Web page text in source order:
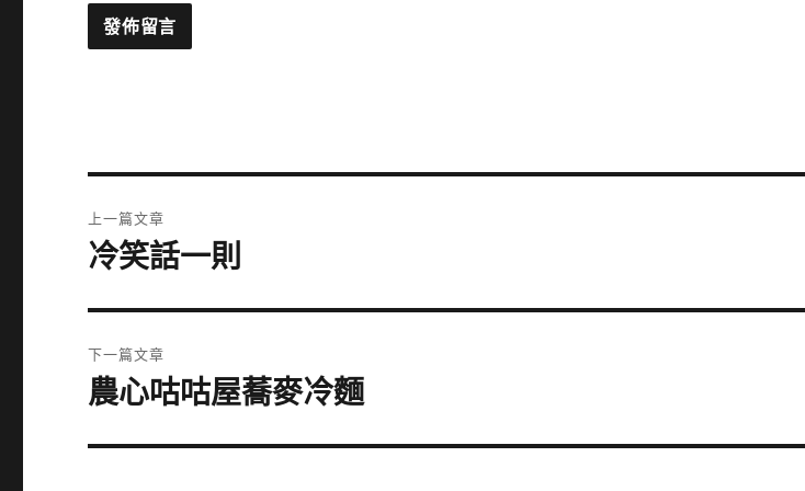
章
上一篇文章
上
篇
文
章:
冷笑話一則
下一篇文章
下
篇
農心咕咕屋蕎麥冷麵